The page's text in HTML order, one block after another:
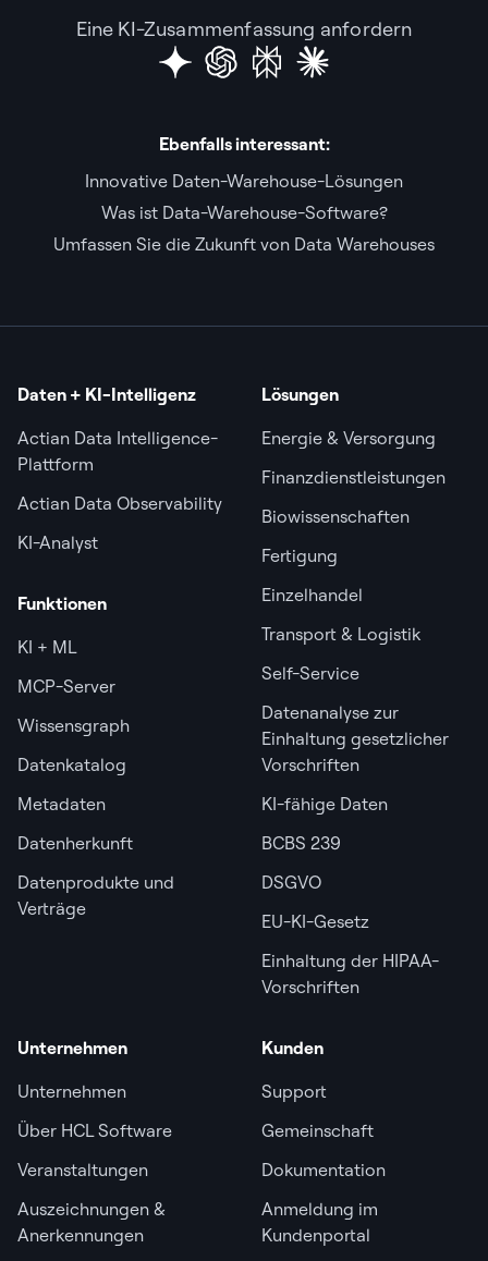
Eine KI-Zusammenfassung anfordern
Ebenfalls interessant:
Innovative Daten-Warehouse-Lösungen
Was ist Data-Warehouse-Software?
Umfassen Sie die Zukunft von Data Warehouses
Daten + KI-Intelligenz
Actian Data Intelligence-
Plattform
Actian Data Observability
KI-Analyst
Funktionen
KI + ML
MCP-Server
Wissensgraph
Datenkatalog
Metadaten
Datenherkunft
Datenprodukte und
Verträge
Lösungen
Energie & Versorgung
Finanzdienstleistungen
Biowissenschaften
Fertigung
Einzelhandel
Transport & Logistik
Self-Service
Datenanalyse zur
Einhaltung gesetzlicher
Vorschriften
KI-fähige Daten
BCBS 239
DSGVO
EU-KI-Gesetz
Einhaltung der HIPAA-
Vorschriften
Unternehmen
Unternehmen
Über HCL Software
Veranstaltungen
Auszeichnungen &
Anerkennungen
Kunden
Support
Gemeinschaft
Dokumentation
Anmeldung im
Kundenportal